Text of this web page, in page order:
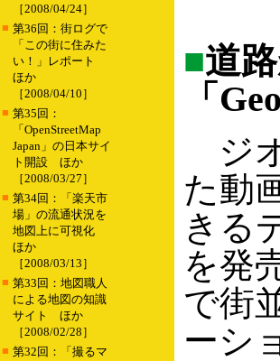
［2008/04/24］
■ 第36回：街ログで
「この街に住みた
い！」レポート
ほか
［2008/04/10］
■ 第35回：
「OpenStreetMap
Japan」の日本サイ
ト開設 ほか
［2008/03/27］
■ 第34回：「楽天市
場」の流通状況を
地図上に可視化
ほか
［2008/03/13］
■ 第33回：地図職人
による地図の知識
サイト ほか
［2008/02/28］
■ 第32回：「撮るマ
■道
「
ジ
た動
きる
を発
で街
ーシ